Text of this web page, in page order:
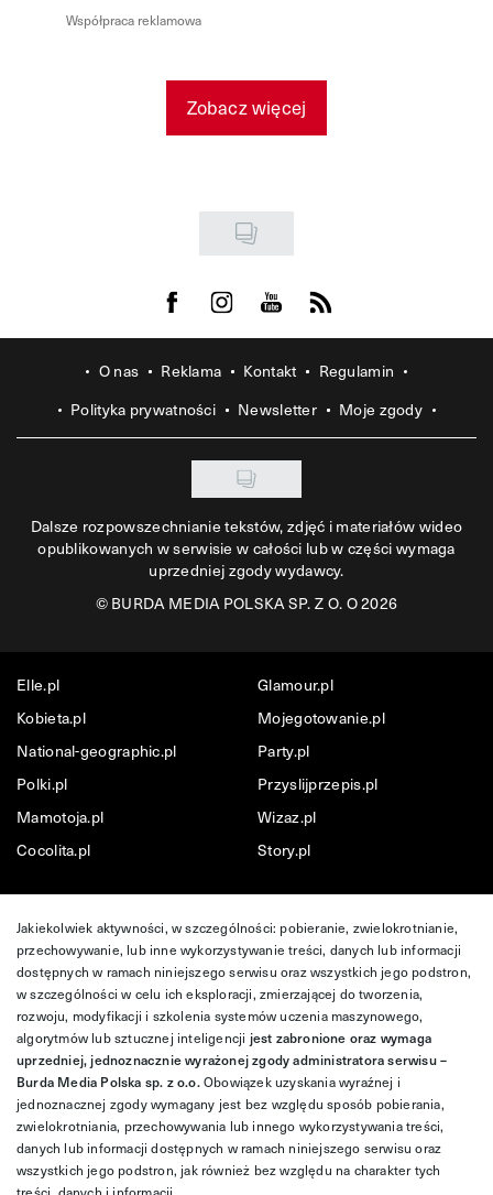
Współpraca reklamowa
Zobacz więcej
Visit us on Facebook
Visit us on Instagram
Visit us on Youtube
Visit us on Rss
O nas Reklama Kontakt
Regulamin
Polityka prywatności
Newsletter Moje zgody
Dalsze rozpowszechnianie tekstów, zdjęć i materiałów wideo
opublikowanych w serwisie w całości lub w części wymaga
uprzedniej zgody wydawcy.
©BURDA MEDIA POLSKA SP. Z O. O 2026
Elle.pl
Glamour.pl
Kobieta.pl
Mojegotowanie.pl
National-geographic.pl
Party.pl
Polki.pl
Przyslijprzepis.pl
Mamotoja.pl
Wizaz.pl
Cocolita.pl
Story.pl
Jakiekolwiek aktywności, w szczególności: pobieranie, zwielokrotnianie,
przechowywanie, lub inne wykorzystywanie treści, danych lub informacji
dostępnych w ramach niniejszego serwisu oraz wszystkich jego podstron,
w szczególności w celu ich eksploracji, zmierzającej do tworzenia,
rozwoju, modyfikacji i szkolenia systemów uczenia maszynowego,
algorytmów lub sztucznej inteligencji jest zabronione oraz wymaga
uprzedniej, jednoznacznie wyrażonej zgody administratora serwisu –
Burda Media Polska sp. z o.o.Obowiązek uzyskania wyraźnej i
jednoznacznej zgody wymagany jest bez względu sposób pobierania,
zwielokrotniania, przechowywania lub innego wykorzystywania treści,
danych lub informacji dostępnych w ramach niniejszego serwisu oraz
wszystkich jego podstron, jak również bez względu na charakter tych